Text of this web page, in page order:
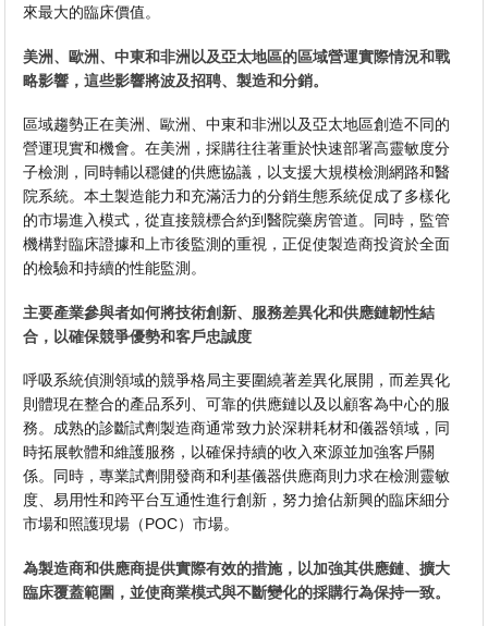
來最大的臨床價值。
美洲、歐洲、中東和非洲以及亞太地區的區域營運實際情況和戰
略影響，這些影響將波及招聘、製造和分銷。
區域趨勢正在美洲、歐洲、中東和非洲以及亞太地區創造不同的
營運現實和機會。在美洲，採購往往著重於快速部署高靈敏度分
子檢測，同時輔以穩健的供應協議，以支援大規模檢測網路和醫
院系統。本土製造能力和充滿活力的分銷生態系統促成了多樣化
的市場進入模式，從直接競標合約到醫院藥房管道。同時，監管
機構對臨床證據和上市後監測的重視，正促使製造商投資於全面
的檢驗和持續的性能監測。
主要產業參與者如何將技術創新、服務差異化和供應鏈韌性結
合，以確保競爭優勢和客戶忠誠度
呼吸系統偵測領域的競爭格局主要圍繞著差異化展開，而差異化
則體現在整合的產品系列、可靠的供應鏈以及以顧客為中心的服
務。成熟的診斷試劑製造商通常致力於深耕耗材和儀器領域，同
時拓展軟體和維護服務，以確保持續的收入來源並加強客戶關
係。同時，專業試劑開發商和利基儀器供應商則力求在檢測靈敏
度、易用性和跨平台互通性進行創新，努力搶佔新興的臨床細分
市場和照護現場（POC​​）市場。
為製造商和供應商提供實際有效的措施，以加強其供應鏈、擴大
臨床覆蓋範圍，並使商業模式與不斷變化的採購行為保持一致。